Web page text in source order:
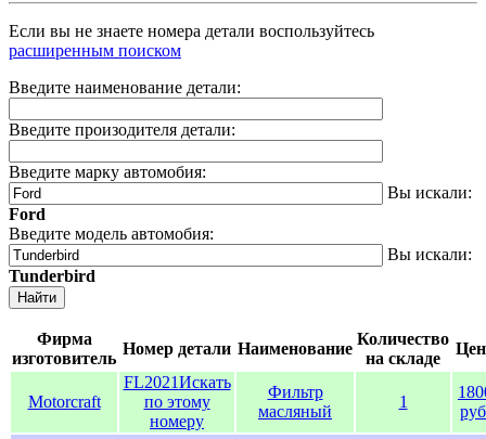
Если вы не знаете номера детали воспользуйтесь
расширенным поиском
Введите наименование детали:
Введите произодителя детали:
Введите марку автомобия:
Вы искали:
Ford
Введите модель автомобия:
Вы искали:
Tunderbird
Найти
Фирма
изготовитель
Номер детали Наименование
Количество
на складе
Motorcraft
FL2021Искать
по этому
номеру
Фильтр
масляный
1